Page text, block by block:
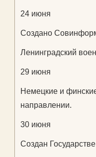
24 июня
Создано
Ленинградский
29 июня
Немецкие и
направлении.
30 июня
Создан